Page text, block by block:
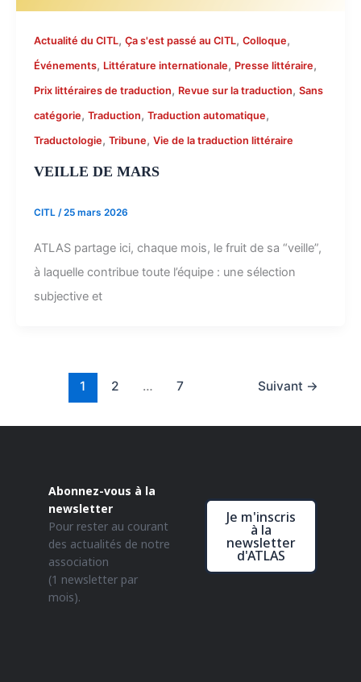
Actualité du CITL, Ça s'est passé au CITL, Colloque,
Événements, Littérature internationale, Presse littéraire,
Prix littéraires de traduction, Revue sur la traduction, Sans
catégorie, Traduction, Traduction automatique,
Traductologie, Tribune, Vie de la traduction littéraire
VEILLE DE MARS
CITL /25 mars 2026
ATLAS partage ici, chaque mois, le fruit de sa “veille”,
à laquelle contribue toute l’équipe : une sélection
subjective et
1 2 … 7 Suivant →
Abonnez-vous à la
newsletter
Pour rester au courant
des actualités de notre
association
(1 newsletter par
mois).
Je m'inscris
à la
newsletter
d'ATLAS